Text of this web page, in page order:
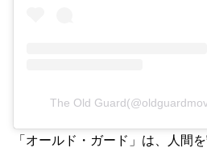
The Old
「オールド・ガード」は、人間